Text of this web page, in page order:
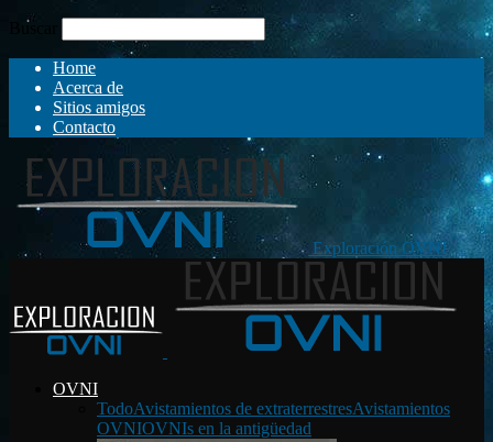
Buscar
Home
Acerca de
Sitios amigos
Contacto
Exploración OVNI
OVNI
TodoAvistamientos de extraterrestresAvistamientos
OVNIOVNIs en la antigüedad